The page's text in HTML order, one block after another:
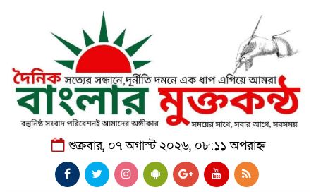
শুক্রবার, ০৭ অগাস্ট ২০২৬, ০৮:১১ অপরাহ্ন